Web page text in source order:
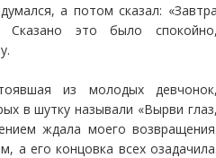
а потом сказал:
это было
из молодых
в шутку называли «Вырви
ждала моего
а его концовка всех